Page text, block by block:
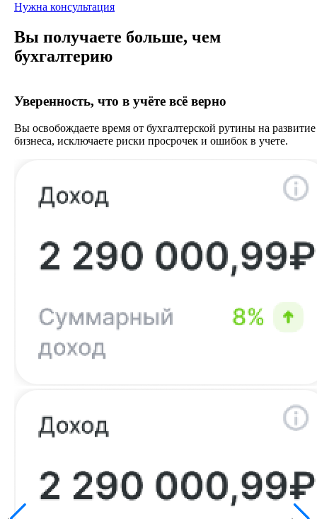
Нужна консультация
Вы получаете больше, чем
бухгалтерию
Уверенность, что в учёте всё верно
Вы освобождаете время от бухгалтерской рутины на развитие
бизнеса, исключаете риски просрочек и ошибок в учете.